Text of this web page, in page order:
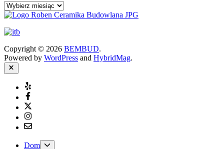
Archiwa
Copyright © 2026 BEMBUD.
Powered by WordPress and HybridMag.
Close
Yelp
Facebook
Twitter
Instagram
Email
Dom